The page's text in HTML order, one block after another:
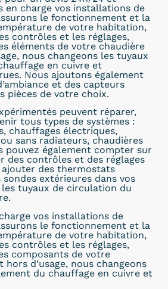
en charge vos installations de
le fonctionnement et la
de votre habitation,
contrôles et les réglages,
éléments de votre chaudière
nous changeons les tuyaux
en cuivre et
Nous ajoutons également
et des capteurs
pièces de votre choix.
peuvent réparer,
tous types de systèmes :
chauffages électriques,
sans radiateurs, chaudières
pouvez également compter sur
des contrôles et des réglages
ajouter des thermostats
sondes extérieures dans vos
tuyaux de circulation du
vos installations de
le fonctionnement et la
de votre habitation,
contrôles et les réglages,
composants de votre
d’usage, nous changeons
du chauffage en cuivre et